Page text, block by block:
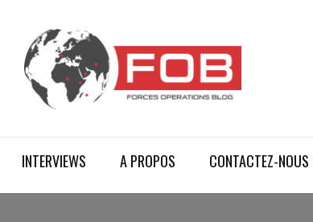
INTERVIEWS A PROPOS CONTACTEZ-NOUS